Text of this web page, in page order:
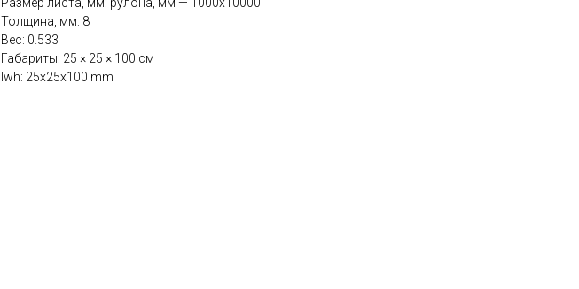
Толщина, мм: 8
Вес: 0.533
Габариты: 25 × 25 × 100 см
lwh: 25x25x100 mm